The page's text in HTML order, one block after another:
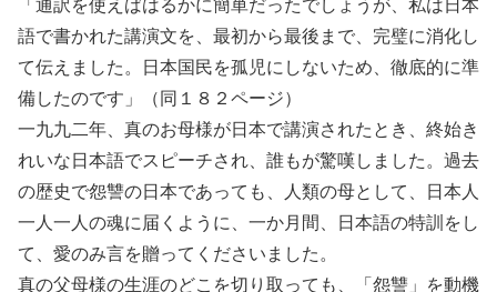
「通訳を使えばはるかに簡単だったでしょうが、私は日本
語で書かれた講演文を、最初から最後まで、完璧に消化し
て伝えました。日本国民を孤児にしないため、徹底的に準
備したのです」（同１８２ページ）
一九九二年、真のお母様が日本で講演されたとき、終始き
れいな日本語でスピーチされ、誰もが驚嘆しました。過去
の歴史で怨讐の日本であっても、人類の母として、日本人
一人一人の魂に届くように、一か月間、日本語の特訓をし
て、愛のみ言を贈ってくださいました。
真の父母様の生涯のどこを切り取っても、「怨讐」を動機